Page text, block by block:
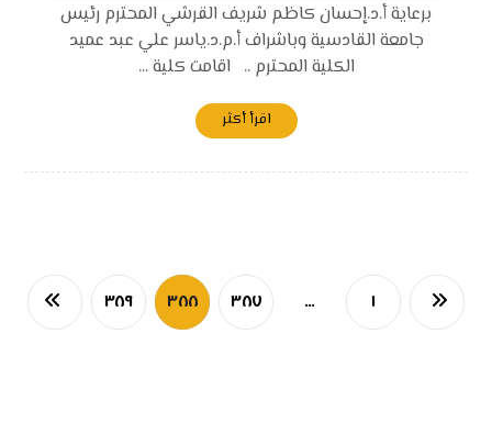
برعاية أ.د.إحسان كاظم شريف القرشي المحترم رئيس
جامعة القادسية وباشراف أ.م.د.ياسر علي عبد عميد
الكلية المحترم .. اقامت كلية ...
اقرأ أكثر
١ … ٣٨٧ ٣٨٨ ٣٨٩